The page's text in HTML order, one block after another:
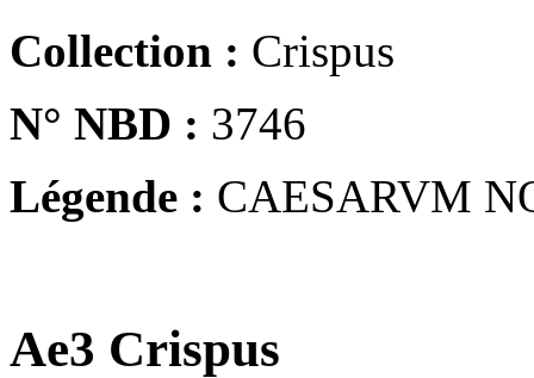
Collection : Crispus
N° NBD : 3746
Légende : CAESARVM
Ae3 Crispus